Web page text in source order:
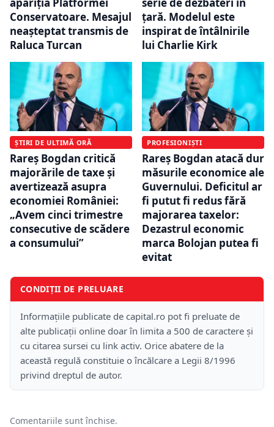
Conservatoare. Mesajul
neașteptat transmis de
Raluca Turcan
țară. Modelul este
inspirat de întâlnirile
lui Charlie Kirk
ȘTIRI DE ULTIMĂ ORĂ
Rareș Bogdan critică
majorările de taxe și
avertizează asupra
economiei României:
„Avem cinci trimestre
consecutive de scădere
a consumului”
PROFESIONIȘTI
Rareș Bogdan atacă dur
măsurile economice ale
Guvernului. Deficitul ar
fi putut fi redus fără
majorarea taxelor:
Dezastrul economic
marca Bolojan putea fi
evitat
CONDIȚII DE PRELUARE
Informațiile publicate de capital.ro pot fi preluate de
alte publicații online doar în limita a 500 de caractere și
cu citarea sursei cu link activ. Orice abatere de la
această regulă constituie o încălcare a Legii 8/1996
privind dreptul de autor.
Comentariile sunt închise.